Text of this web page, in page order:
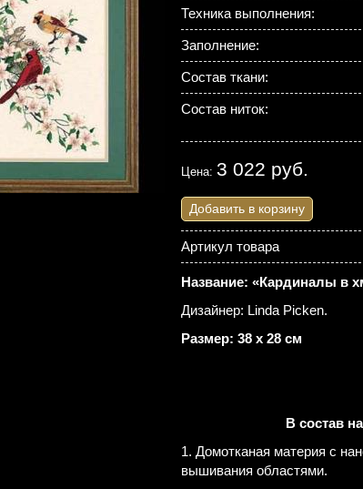
Техника выполнения:
Заполнение:
Состав ткани:
Состав ниток:
Цена: 3 022 руб.
Добавить в корзину
Артикул товара
Название: «Кардиналы в
Дизайнер: Linda Picken.
Размер: 38 х 28 см
В состав
1. Домотканая материя с
вышивания областями.